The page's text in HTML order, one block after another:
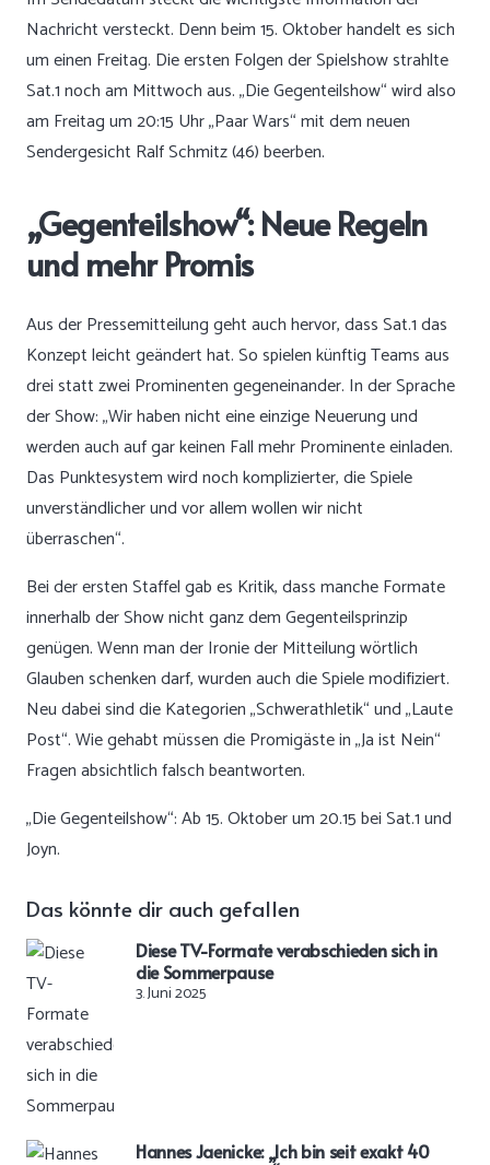
Nachricht versteckt. Denn beim 15. Oktober handelt es sich
um einen Freitag. Die ersten Folgen der Spielshow strahlte
Sat.1 noch am Mittwoch aus. „Die Gegenteilshow“ wird also
am Freitag um 20:15 Uhr „Paar Wars“ mit dem neuen
Sendergesicht Ralf Schmitz (46) beerben.
„Gegenteilshow“: Neue Regeln
und mehr Promis
Aus der Pressemitteilung geht auch hervor, dass Sat.1 das
Konzept leicht geändert hat. So spielen künftig Teams aus
drei statt zwei Prominenten gegeneinander. In der Sprache
der Show: „Wir haben nicht eine einzige Neuerung und
werden auch auf gar keinen Fall mehr Prominente einladen.
Das Punktesystem wird noch komplizierter, die Spiele
unverständlicher und vor allem wollen wir nicht
überraschen“.
Bei der ersten Staffel gab es Kritik, dass manche Formate
innerhalb der Show nicht ganz dem Gegenteilsprinzip
genügen. Wenn man der Ironie der Mitteilung wörtlich
Glauben schenken darf, wurden auch die Spiele modifiziert.
Neu dabei sind die Kategorien „Schwerathletik“ und „Laute
Post“. Wie gehabt müssen die Promigäste in „Ja ist Nein“
Fragen absichtlich falsch beantworten.
„Die Gegenteilshow“: Ab 15. Oktober um 20.15 bei Sat.1 und
Joyn.
Das könnte dir auch gefallen
Diese TV-Formate verabschieden sich in
die Sommerpause
3. Juni 2025
Hannes Jaenicke: „Ich bin seit exakt 40